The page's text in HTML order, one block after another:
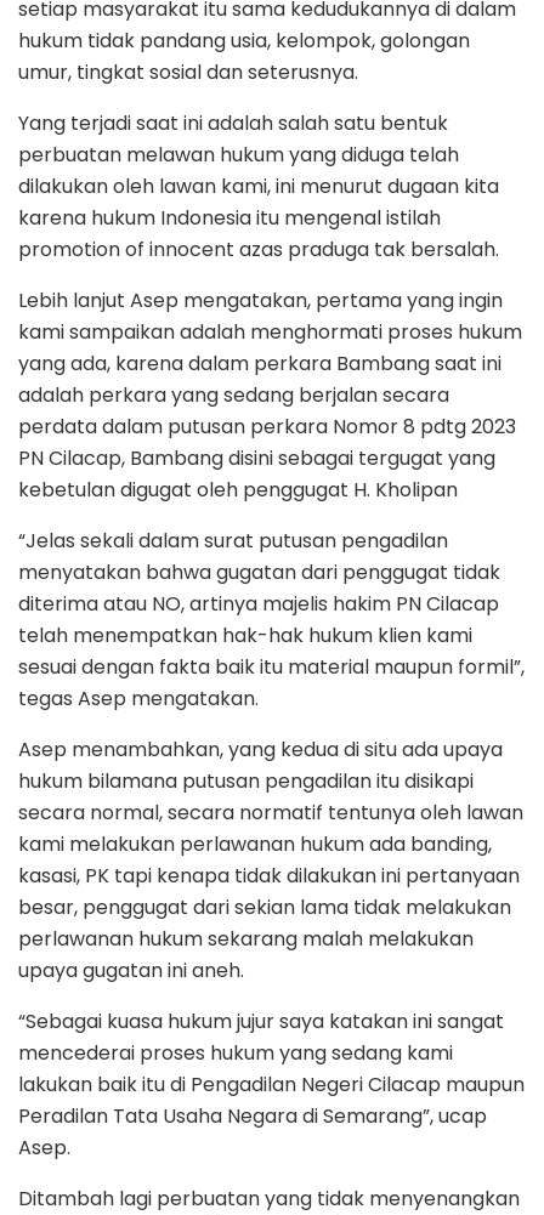
setiap masyarakat itu sama kedudukannya di dalam
hukum tidak pandang usia, kelompok, golongan
umur, tingkat sosial dan seterusnya.
Yang terjadi saat ini adalah salah satu bentuk
perbuatan melawan hukum yang diduga telah
dilakukan oleh lawan kami, ini menurut dugaan kita
karena hukum Indonesia itu mengenal istilah
promotion of innocent azas praduga tak bersalah.
Lebih lanjut Asep mengatakan, pertama yang ingin
kami sampaikan adalah menghormati proses hukum
yang ada, karena dalam perkara Bambang saat ini
adalah perkara yang sedang berjalan secara
perdata dalam putusan perkara Nomor 8 pdtg 2023
PN Cilacap, Bambang disini sebagai tergugat yang
kebetulan digugat oleh penggugat H. Kholipan
“Jelas sekali dalam surat putusan pengadilan
menyatakan bahwa gugatan dari penggugat tidak
diterima atau NO, artinya majelis hakim PN Cilacap
telah menempatkan hak-hak hukum klien kami
sesuai dengan fakta baik itu material maupun formil”,
tegas Asep mengatakan.
Asep menambahkan, yang kedua di situ ada upaya
hukum bilamana putusan pengadilan itu disikapi
secara normal, secara normatif tentunya oleh lawan
kami melakukan perlawanan hukum ada banding,
kasasi, PK tapi kenapa tidak dilakukan ini pertanyaan
besar, penggugat dari sekian lama tidak melakukan
perlawanan hukum sekarang malah melakukan
upaya gugatan ini aneh.
“Sebagai kuasa hukum jujur saya katakan ini sangat
mencederai proses hukum yang sedang kami
lakukan baik itu di Pengadilan Negeri Cilacap maupun
Peradilan Tata Usaha Negara di Semarang”, ucap
Asep.
Ditambah lagi perbuatan yang tidak menyenangkan